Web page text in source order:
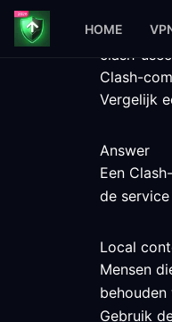
HOME
clash-
Clash-
Vergelijk
Answer
Een
de
Local
Mensen
Gebruik